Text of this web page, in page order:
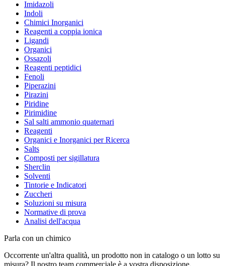
Imidazoli
Indoli
Chimici Inorganici
Reagenti a coppia ionica
Ligandi
Organici
Ossazoli
Reagenti peptidici
Fenoli
Piperazini
Pirazini
Piridine
Pirimidine
Sal salti ammonio quaternari
Reagenti
Organici e Inorganici per Ricerca
Salts
Composti per sigillatura
Sherclin
Solventi
Tintorie e Indicatori
Zuccheri
Soluzioni su misura
Normative di prova
Analisi dell'acqua
Parla con un chimico
Occorrente un'altra qualità, un prodotto non in catalogo o un lotto su
misura? Il nostro team commerciale è a vostra disposizione.